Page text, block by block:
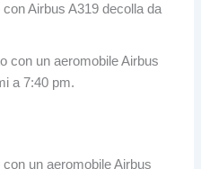
con Airbus A319 decolla da
con un aeromobile Airbus
a 7:40 pm.
con un aeromobile Airbus